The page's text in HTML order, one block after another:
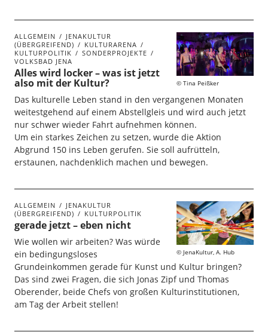
Tina Peißker
ALLGEMEIN
JENAKULTUR
(ÜBERGREIFEND)
KULTURARENA
KULTURPOLITIK
SONDERPROJEKTE
VOLKSBAD JENA
Alles wird locker – was ist jetzt
also mit der Kultur?
Das kulturelle Leben stand in den vergangenen Monaten
weitestgehend auf einem Abstellgleis und wird auch jetzt
nur schwer wieder Fahrt aufnehmen können.
Um ein starkes Zeichen zu setzen, wurde die Aktion
Abgrund 150 ins Leben gerufen. Sie soll aufrütteln,
erstaunen, nachdenklich machen und bewegen.
JenaKultur, A. Hub
ALLGEMEIN
JENAKULTUR
(ÜBERGREIFEND)
KULTURPOLITIK
gerade jetzt – eben nicht
Wie wollen wir arbeiten? Was würde
ein bedingungsloses
Grundeinkommen gerade für Kunst und Kultur bringen?
Das sind zwei Fragen, die sich Jonas Zipf und Thomas
Oberender, beide Chefs von großen Kulturinstitutionen,
am Tag der Arbeit stellen!